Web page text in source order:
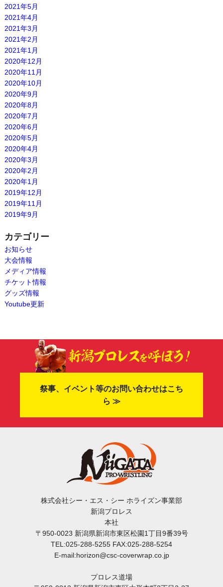
2021年5月
2021年4月
2021年3月
2021年2月
2021年1月
2020年12月
2020年11月
2020年10月
2020年9月
2020年8月
2020年7月
2020年6月
2020年5月
2020年4月
2020年3月
2020年2月
2020年1月
2019年12月
2019年11月
2019年9月
カテゴリー
お知らせ
大会情報
メディア情報
チケット情報
グッズ情報
Youtube更新
祭事、イベント等のお問い合わせはこち
ら ≫
株式会社シー・エス・シー ホライズン事業部
新潟プロレス
本社
〒950-0023 新潟県新潟市東区松園1丁目9番39号
TEL:025-288-5255 FAX:025-288-5254
E-mail:horizon@csc-coverwrap.co.jp
プロレス道場